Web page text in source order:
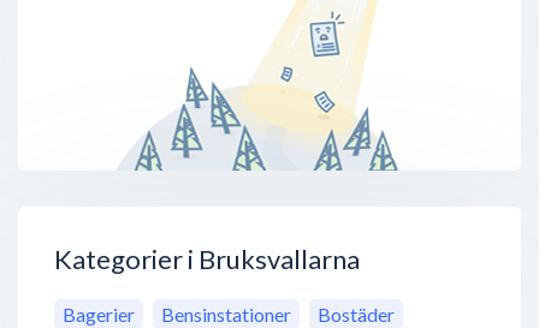
Kategorier i Bruksvallarna
Bagerier Bensinstationer
Bostäder